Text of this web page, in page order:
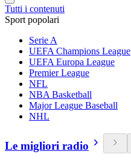
Tutti i contenuti
Sport popolari
Serie A
UEFA Champions League
UEFA Europa League
Premier League
NFL
NBA Basketball
Major League Baseball
NHL
Le migliori radio